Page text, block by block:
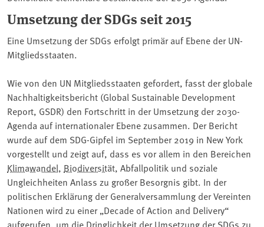
Umsetzung der SDGs seit 2015
Eine Umsetzung der SDGs erfolgt primär auf Ebene der UN-
Mitgliedsstaaten.
Wie von den UN Mitgliedsstaaten gefordert, fasst der globale
Nachhaltigkeitsbericht (Global Sustainable Development
Report, GSDR) den Fortschritt in der Umsetzung der 2030-
Agenda auf internationaler Ebene zusammen. Der Bericht
wurde auf dem SDG-Gipfel im September 2019 in New York
vorgestellt und zeigt auf, dass es vor allem in den Bereichen
Klimawandel, Biodiversität, Abfallpolitik und soziale
Ungleichheiten Anlass zu großer Besorgnis gibt. In der
politischen Erklärung der Generalversammlung der Vereinten
Nationen wird zu einer „Decade of Action and Delivery“
aufgerufen, um die Dringlichkeit der Umsetzung der SDGs zu